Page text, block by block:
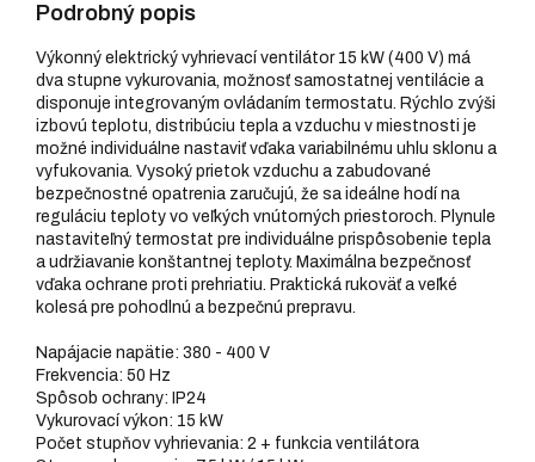
Podrobný popis
Výkonný elektrický vyhrievací ventilátor 15 kW (400 V) má
dva stupne vykurovania, možnosť samostatnej ventilácie a
disponuje integrovaným ovládaním termostatu. Rýchlo zvýši
izbovú teplotu, distribúciu tepla a vzduchu v miestnosti je
možné individuálne nastaviť vďaka variabilnému uhlu sklonu a
vyfukovania. Vysoký prietok vzduchu a zabudované
bezpečnostné opatrenia zaručujú, že sa ideálne hodí na
reguláciu teploty vo veľkých vnútorných priestoroch. Plynule
nastaviteľný termostat pre individuálne prispôsobenie tepla
a udržiavanie konštantnej teploty. Maximálna bezpečnosť
vďaka ochrane proti prehriatiu. Praktická rukoväť a veľké
kolesá pre pohodlnú a bezpečnú prepravu.
Napájacie napätie: 380 - 400 V
Frekvencia: 50 Hz
Spôsob ochrany: IP24
Vykurovací výkon: 15 kW
Počet stupňov vyhrievania: 2 + funkcia ventilátora